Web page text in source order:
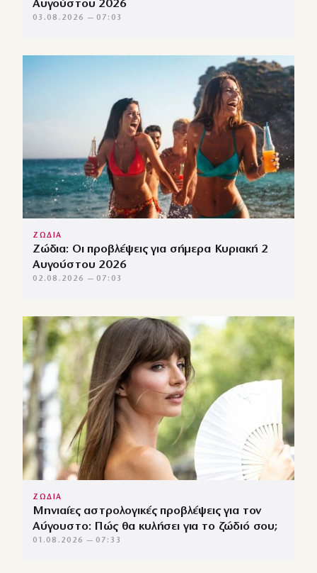
Αυγούστου 2026
03.08.2026 — 07:03
ΖΩΔΙΑ
Ζώδια: Οι προβλέψεις για σήμερα Κυριακή 2
Αυγούστου 2026
02.08.2026 — 07:03
ΖΩΔΙΑ
Μηνιαίες αστρολογικές προβλέψεις για τον
Αύγουστο: Πώς θα κυλήσει για το ζώδιό σου;
01.08.2026 — 07:33